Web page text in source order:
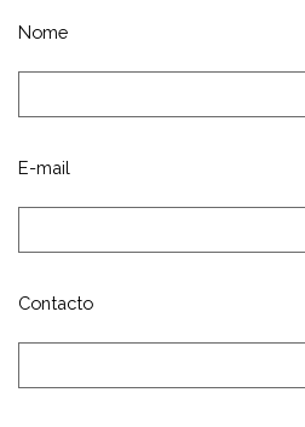
Nome
E-mail
Contacto